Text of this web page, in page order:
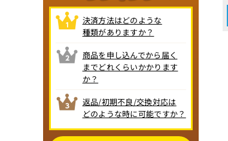
決済方法はどのような
種類がありますか？
商品を申し込んでから届く
までどれくらいかかります
か？
返品/初期不良/交換対応は
どのような時に可能ですか？